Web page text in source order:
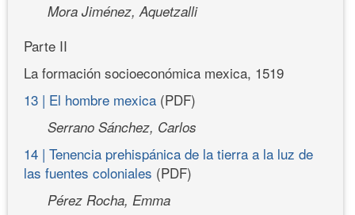
Mora Jiménez, Aquetzalli
Parte II
La formación socioeconómica mexica, 1519
13 | El hombre mexica (PDF)
Serrano Sánchez, Carlos
14 | Tenencia prehispánica de la tierra a la luz de
las fuentes coloniales (PDF)
Pérez Rocha, Emma